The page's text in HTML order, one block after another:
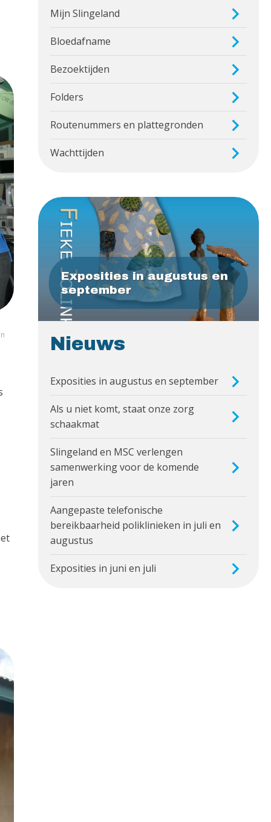
Mijn Slingeland
Bloedafname
Bezoektijden
Folders
Routenummers en plattegronden
Wachttijden
Exposities in augustus en
september
Nieuws
Exposities in augustus en september
Als u niet komt, staat onze zorg
schaakmat
Slingeland en MSC verlengen
samenwerking voor de komende
jaren
Aangepaste telefonische
bereikbaarheid poliklinieken in juli en
augustus
Exposities in juni en juli